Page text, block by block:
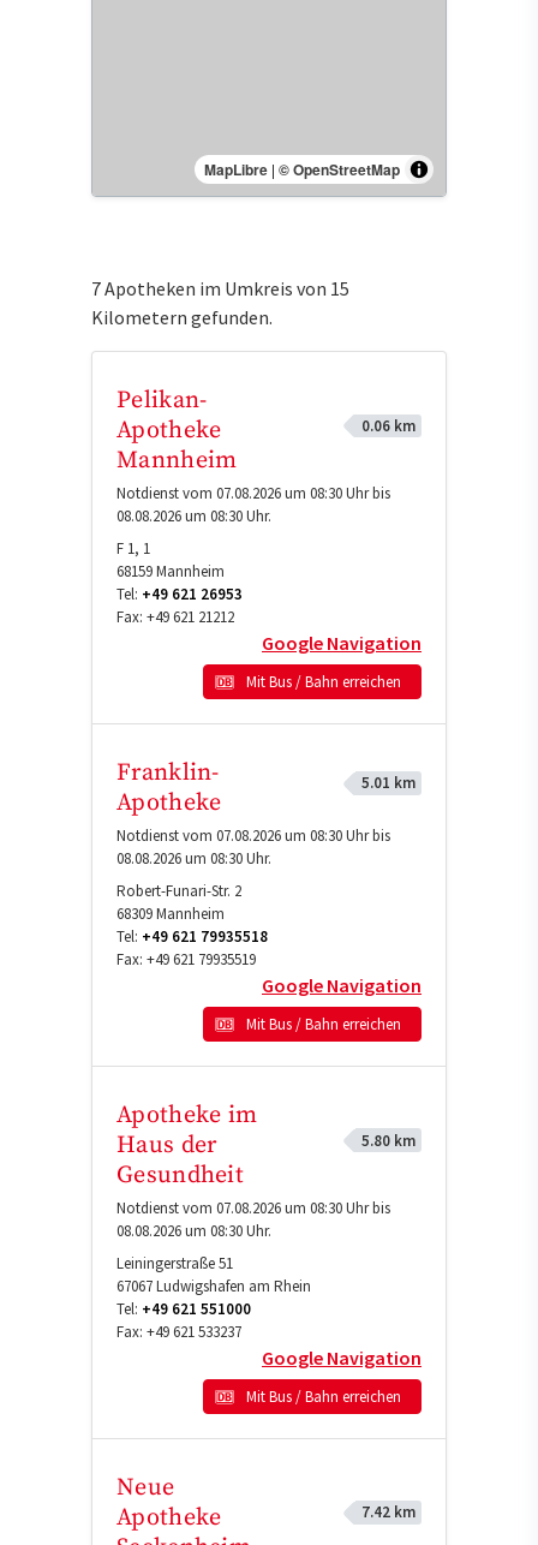
MapLibre | © OpenStreetMap
7 Apotheken im Umkreis von 15
Kilometern gefunden.
Pelikan-
Apotheke
Mannheim
0.06 km
Notdienst vom 07.08.2026 um 08:30 Uhr bis
08.08.2026 um 08:30 Uhr.
F 1, 1
68159Mannheim
Tel: +49 621 26953
Fax: +49 621 21212
Google Navigation
Mit Bus / Bahn erreichen
Franklin-
Apotheke
5.01 km
Notdienst vom 07.08.2026 um 08:30 Uhr bis
08.08.2026 um 08:30 Uhr.
Robert-Funari-Str. 2
68309Mannheim
Tel: +49 621 79935518
Fax: +49 621 79935519
Google Navigation
Mit Bus / Bahn erreichen
Apotheke im
Haus der
Gesundheit
5.80 km
Notdienst vom 07.08.2026 um 08:30 Uhr bis
08.08.2026 um 08:30 Uhr.
Leiningerstraße 51
67067Ludwigshafen am Rhein
Tel: +49 621 551000
Fax: +49 621 533237
Google Navigation
Mit Bus / Bahn erreichen
Neue
Apotheke
7.42 km